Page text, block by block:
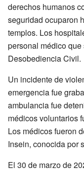
derechos humanos
seguridad ocuparon
templos. Los
personal médico
Desobediencia Civil.
Un incidente de
emergencia fue
ambulancia fue
médicos voluntarios
Los médicos fueron
Insein, conocida por
El 30 de marzo de